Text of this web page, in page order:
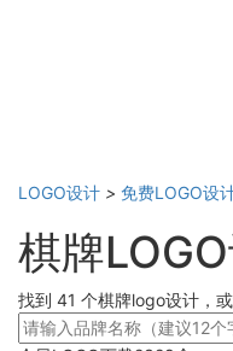
LOGO设计 > 免费LOGO设
棋牌
找到 41 个棋牌logo设计，